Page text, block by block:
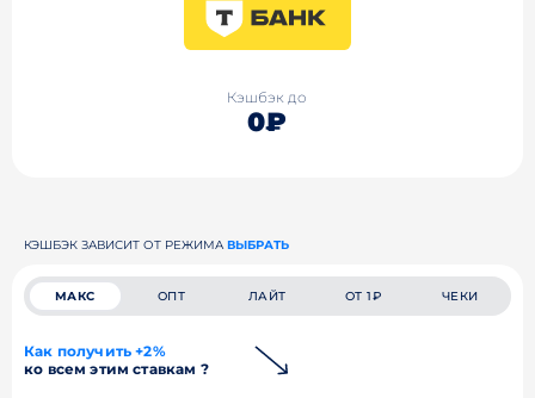
Кэшбэк до
0₽
КЭШБЭК ЗАВИСИТ ОТ РЕЖИМА ВЫБРАТЬ
МАКС ОПТ ЛАЙТ ОТ 1₽ ЧЕКИ
Как получить +2%
ко всем этим ставкам ?